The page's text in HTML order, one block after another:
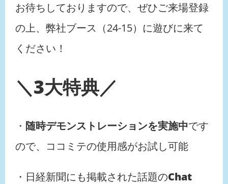
お待ちしておりますので、ぜひご来場登録
の上、弊社ブース（24-15）に遊びに来て
ください！
＼3大特典／
・ 随時デモンストレーションを実施中です
ので、ココミテの使用感がお試し可能
・日経新聞にも掲載された話題のChat